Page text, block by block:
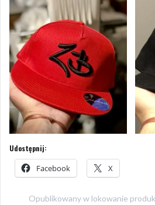
Udostępnij:
Facebook X
Opublikowany w lokowanie